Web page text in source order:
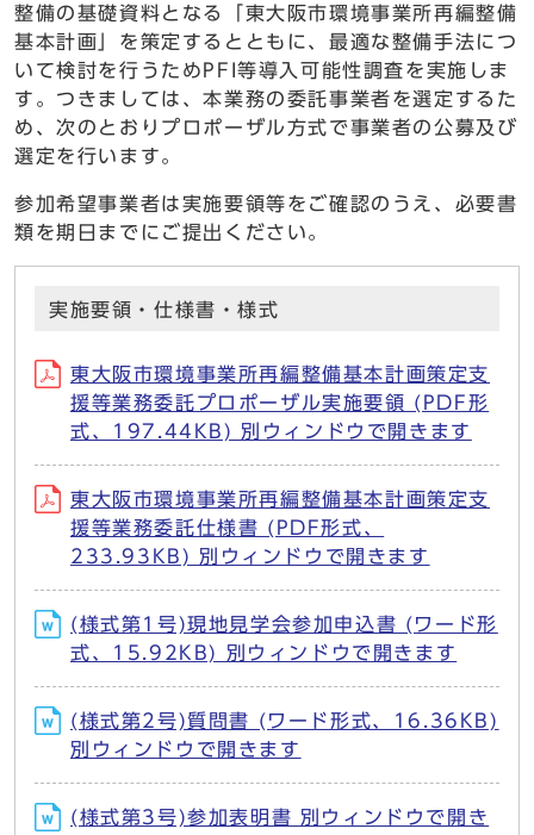
整備の基礎資料となる「東大阪市環境事業所再編整備
基本計画」を策定するとともに、最適な整備手法につ
いて検討を行うためPFI等導入可能性調査を実施しま
す。つきましては、本業務の委託事業者を選定するた
め、次のとおりプロポーザル方式で事業者の公募及び
選定を行います。
参加希望事業者は実施要領等をご確認のうえ、必要書
類を期日までにご提出ください。
実施要領・仕様書・様式
東大阪市環境事業所再編整備基本計画策定支
援等業務委託プロポーザル実施要領 (PDF形
式、197.44KB) 別ウィンドウで開きます
東大阪市環境事業所再編整備基本計画策定支
援等業務委託仕様書 (PDF形式、
233.93KB) 別ウィンドウで開きます
(様式第1号)現地見学会参加申込書 (ワード形
式、15.92KB) 別ウィンドウで開きます
(様式第2号)質問書 (ワード形式、16.36KB)
別ウィンドウで開きます
(様式第3号)参加表明書 別ウィンドウで開き